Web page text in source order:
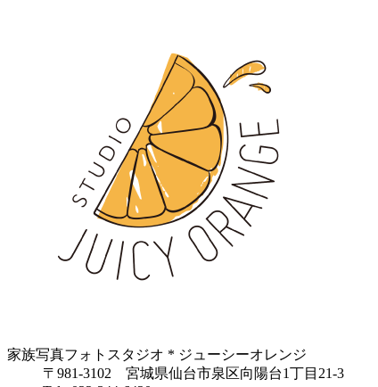
家族写真フォトスタジオ * ジューシーオレンジ
〒981-3102 宮城県仙台市泉区向陽台1丁目21-3